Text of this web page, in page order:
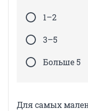
1–2
3–5
Больше 5
Для самых